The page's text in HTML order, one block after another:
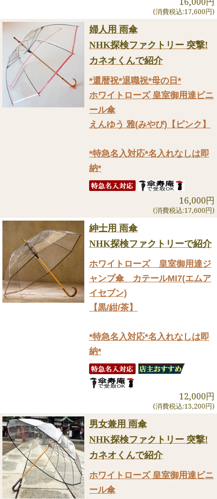
(消費税込:17,600円)
婦人用 雨傘
NHK探検ファクトリー 突撃!
カネオくんで紹介
*還暦祝*退職祝*母の日*
ホワイトローズ 皇室御用達ビニ
ール傘
えんゆう 雅(みやび)【ピンク】
*特急名入対応*名入れなしは即
納*
16,000円
(消費税込:17,600円)
紳士用 雨傘
NHK探検ファクトリーで紹介
ホワイトローズ 皇室御用達ジ
ャンプ傘 カテールMI7(エムア
イセブン)
【黒/紺/茶】
*特急名入対応*名入れなしは即
納*
12,000円
(消費税込:13,200円)
男女兼用 雨傘
NHK探検ファクトリー 突撃!
カネオくんで紹介
ホワイトローズ 皇室御用達ビニ
ール傘